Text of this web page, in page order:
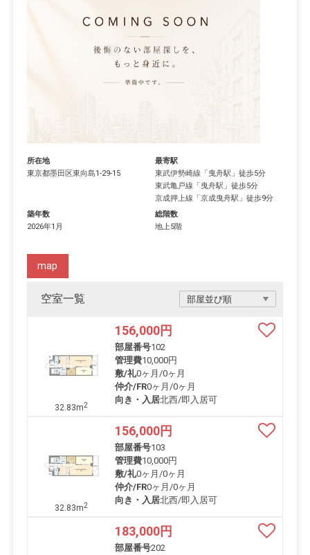
所在地
東京都墨田区東向島1-29-15
最寄駅
東武伊勢崎線 「曳舟駅 」徒歩5分
東武亀戸線 「曳舟駅 」徒歩5分
京成押上線 「京成曳舟駅 」徒歩9分
築年数
2026年1月
総階数
地上5階
空室一覧
map
32.83m2
156,000円
部屋番号102
管理費10,000円
敷/礼0ヶ月 /0ヶ月
仲介/FR0ヶ月 /0ヶ月
向き・入居北西/即入居可
32.83m2
156,000円
部屋番号103
管理費10,000円
敷/礼0ヶ月 /0ヶ月
仲介/FR0ヶ月 /0ヶ月
向き・入居北西/即入居可
183,000円
部屋番号202